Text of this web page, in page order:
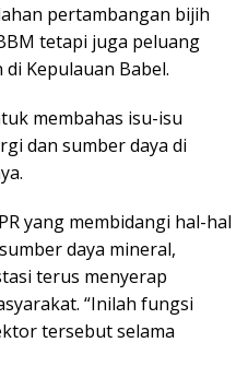
pertambangan bijih
tetapi juga peluang
Kepulauan Babel.
membahas isu-isu
dan sumber daya di
yang membidangi hal-hal
daya mineral,
terus menyerap
“Inilah fungsi
tersebut selama